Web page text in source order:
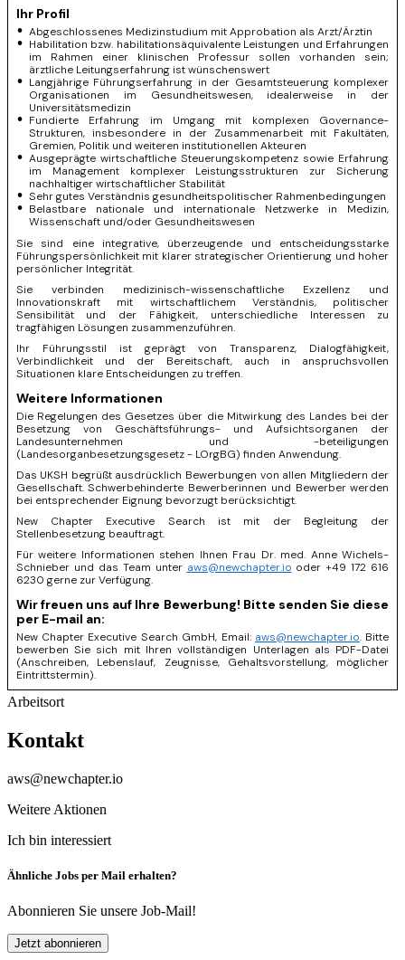
Ihr Profil
Abgeschlossenes Medizinstudium mit Approbation als Arzt/Ärztin
Habilitation bzw. habilitationsäquivalente Leistungen und Erfahrungen
im Rahmen einer klinischen Professur sollen vorhanden sein;
ärztliche Leitungserfahrung ist wünschenswert
Langjährige Führungserfahrung in der Gesamtsteuerung komplexer
Organisationen im Gesundheitswesen, idealerweise in der
Universitätsmedizin
Fundierte Erfahrung im Umgang mit komplexen Governance-
Strukturen, insbesondere in der Zusammenarbeit mit Fakultäten,
Gremien, Politik und weiteren institutionellen Akteuren
Ausgeprägte wirtschaftliche Steuerungskompetenz sowie Erfahrung
im Management komplexer Leistungsstrukturen zur Sicherung
nachhaltiger wirtschaftlicher Stabilität
Sehr gutes Verständnis gesundheitspolitischer Rahmenbedingungen
Belastbare nationale und internationale Netzwerke in Medizin,
Wissenschaft und/oder Gesundheitswesen
Sie sind eine integrative, überzeugende und entscheidungsstarke
Führungspersönlichkeit mit klarer strategischer Orientierung und hoher
persönlicher Integrität.
Sie verbinden medizinisch-wissenschaftliche Exzellenz und
Innovationskraft mit wirtschaftlichem Verständnis, politischer
Sensibilität und der Fähigkeit, unterschiedliche Interessen zu
tragfähigen Lösungen zusammenzuführen.
Ihr Führungsstil ist geprägt von Transparenz, Dialogfähigkeit,
Verbindlichkeit und der Bereitschaft, auch in anspruchsvollen
Situationen klare Entscheidungen zu treffen.
Weitere Informationen
Die Regelungen des Gesetzes über die Mitwirkung des Landes bei der
Besetzung von Geschäftsführungs- und Aufsichtsorganen der
Landesunternehmen und -beteiligungen
(Landesorganbesetzungsgesetz - LOrgBG) finden Anwendung.
Das UKSH begrüßt ausdrücklich Bewerbungen von allen Mitgliedern der
Gesellschaft. Schwerbehinderte Bewerberinnen und Bewerber werden
bei entsprechender Eignung bevorzugt berücksichtigt.
New Chapter Executive Search ist mit der Begleitung der
Stellenbesetzung beauftragt.
Für weitere Informationen stehen Ihnen Frau Dr. med. Anne Wichels-
Schnieber und das Team unter aws@newchapter.io oder +49 172 616
6230 gerne zur Verfügung.
Wir freuen uns auf Ihre Bewerbung! Bitte senden Sie diese
per E-mail an:
New Chapter Executive Search GmbH, Email: aws@newchapter.io. Bitte
bewerben Sie sich mit Ihren vollständigen Unterlagen als PDF-Datei
(Anschreiben, Lebenslauf, Zeugnisse, Gehaltsvorstellung, möglicher
Eintrittstermin).
Arbeitsort
Kontakt
aws@newchapter.io
Weitere Aktionen
Ich bin interessiert
Ähnliche Jobs per Mail erhalten?
Abonnieren Sie unsere Job-Mail!
Jetzt abonnieren